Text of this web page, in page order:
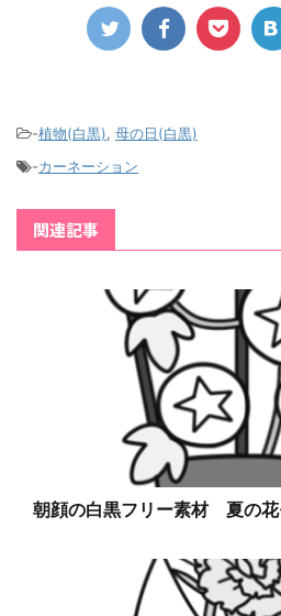
-植物(白黒), 母の日(白黒)
-カーネーション
関連記事
朝顔の白黒フリー素材 夏の花